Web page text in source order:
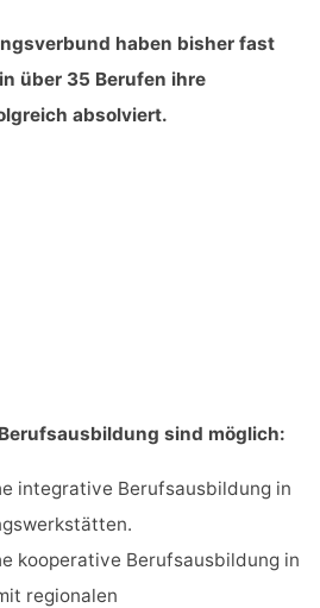
haben bisher fast
über 35 Berufen ihre
absolviert.
sind möglich:
integrative Berufsausbildung in
kooperative Berufsausbildung in
regionalen